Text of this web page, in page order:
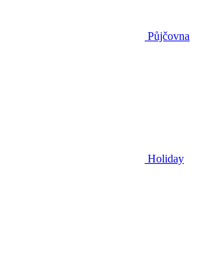
Půjčovna
Holiday